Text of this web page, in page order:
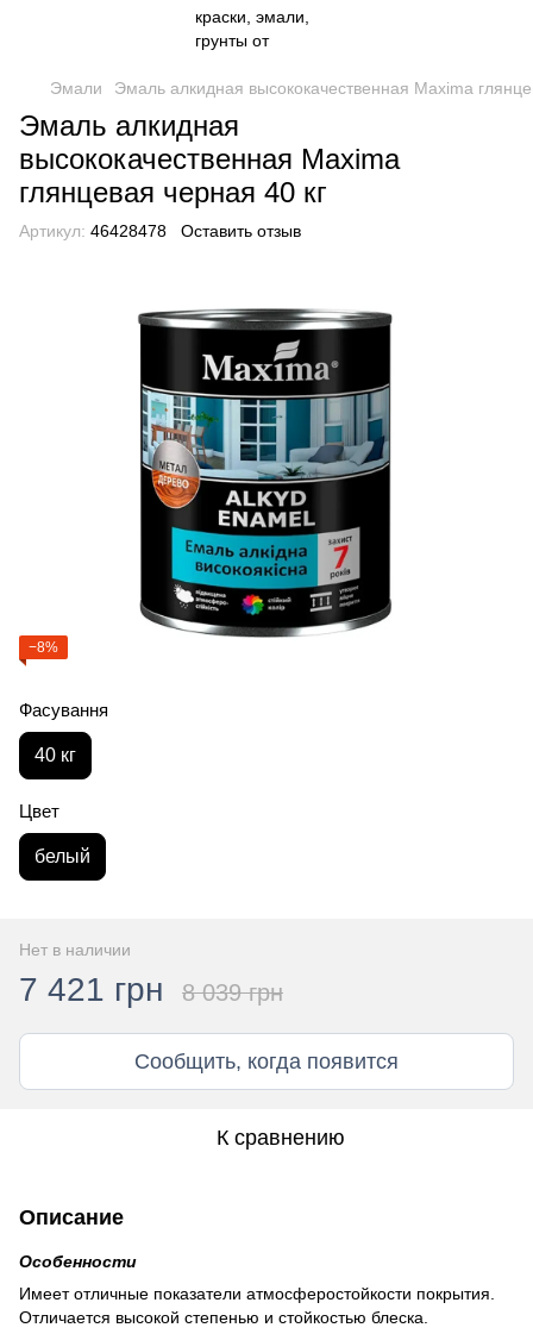
Эмали Эмаль алкидная высококачественная Maxima
Эмаль алкидная
высококачественная Maxima
глянцевая черная 40 кг
Артикул: 46428478 Оставить отзыв
−8%
Фасування
40 кг
Цвет
белый
Нет в наличии
7 421 грн 8 039 грн
Сообщить, когда появится
К сравнению
Описание
Особенности
Имеет отличные показатели атмосферостойкости покрытия.
Отличается высокой степенью и стойкостью блеска.